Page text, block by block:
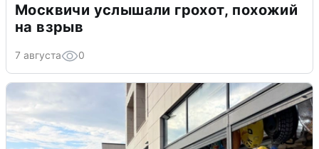
Москвичи услышали грохот, похожий
на взрыв
7 августа 0